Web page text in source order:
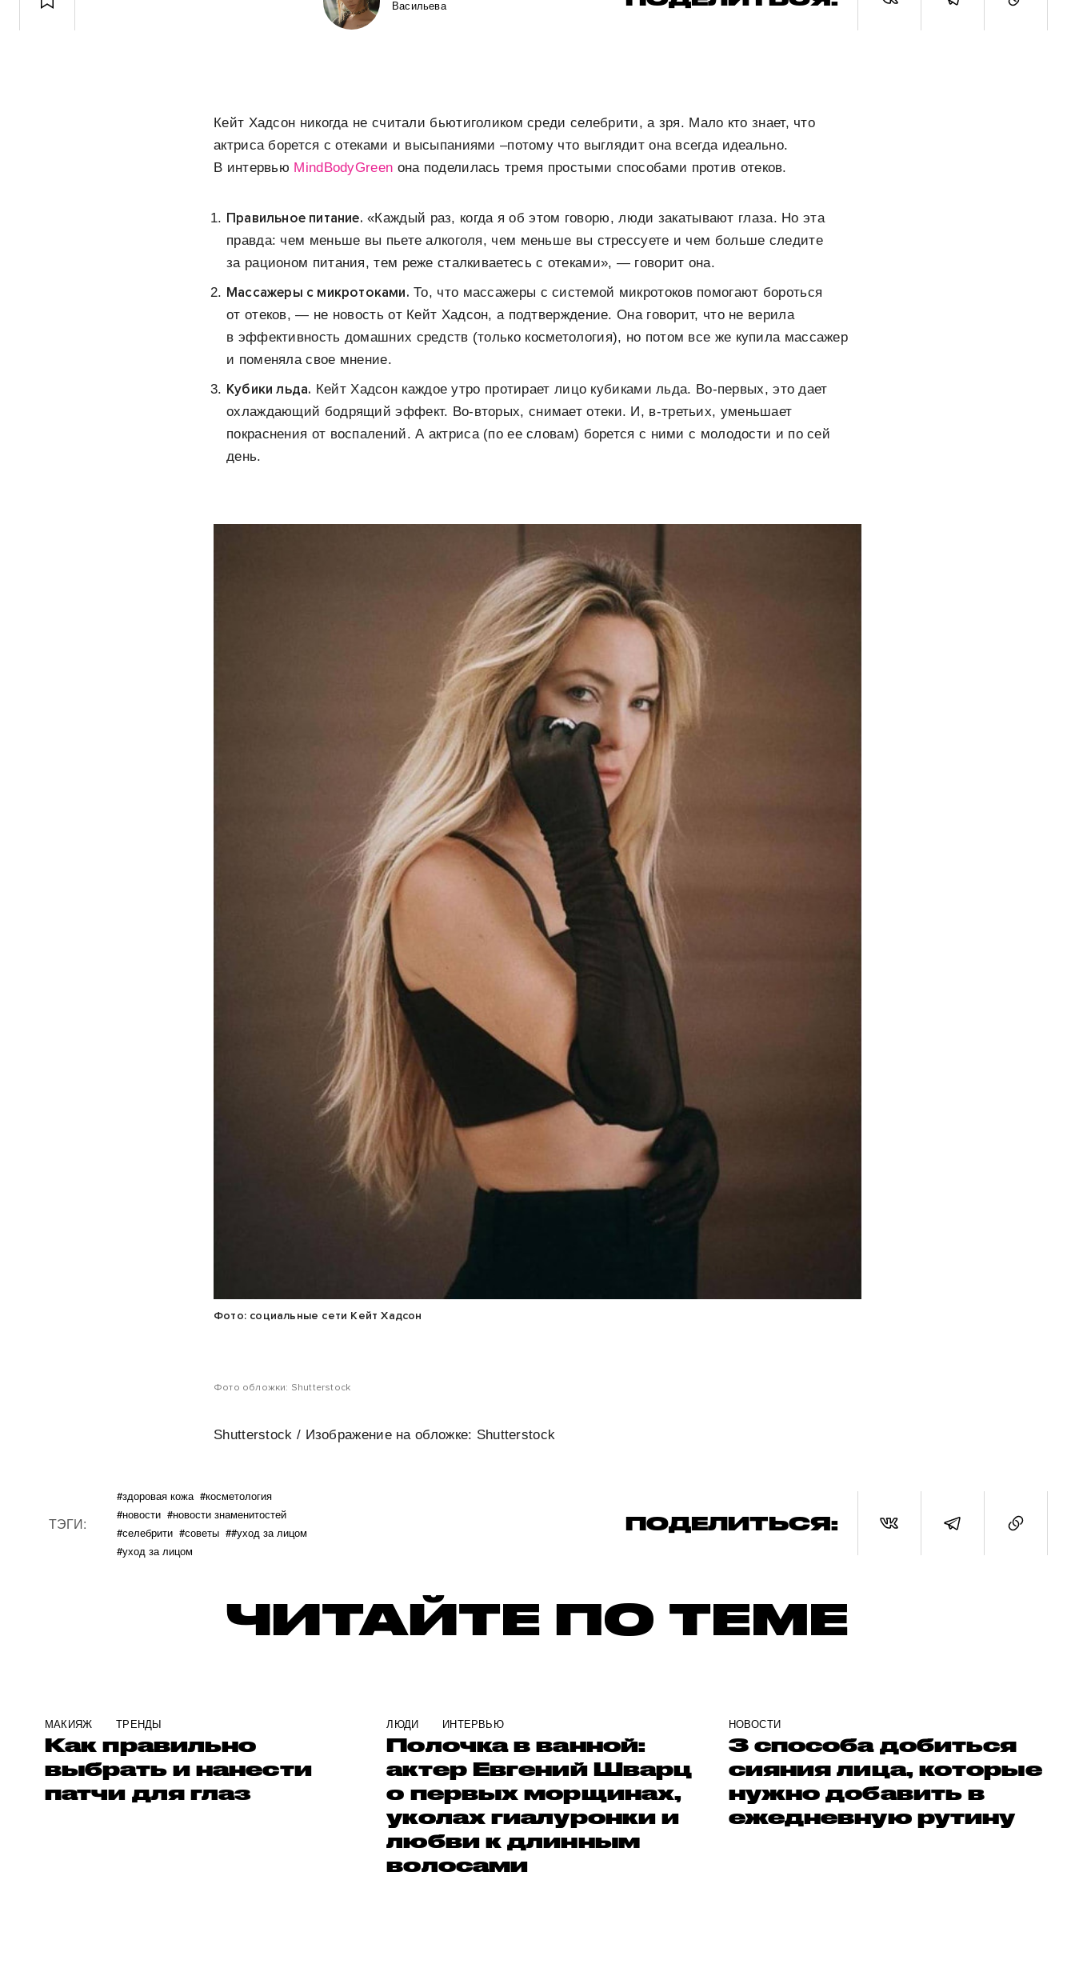
Васильева
Кейт Хадсон никогда не считали бьютиголиком среди селебрити, а зря. Мало кто знает, что
актриса борется с отеками и высыпаниями –потому что выглядит она всегда идеально.
В интервью MindBodyGreen она поделилась тремя простыми способами против отеков.
Правильное питание. «Каждый раз, когда я об этом говорю, люди закатывают глаза. Но эта
правда: чем меньше вы пьете алкоголя, чем меньше вы стрессуете и чем больше следите
за рационом питания, тем реже сталкиваетесь с отеками», — говорит она.
Массажеры с микротоками. То, что массажеры с системой микротоков помогают бороться
от отеков, — не новость от Кейт Хадсон, а подтверждение. Она говорит, что не верила
в эффективность домашних средств (только косметология), но потом все же купила массажер
и поменяла свое мнение.
Кубики льда. Кейт Хадсон каждое утро протирает лицо кубиками льда. Во-первых, это дает
охлаждающий бодрящий эффект. Во-вторых, снимает отеки. И, в-третьих, уменьшает
покраснения от воспалений. А актриса (по ее словам) борется с ними с молодости и по сей
день.
Фото: социальные сети Кейт Хадсон
Фото обложки: Shutterstock
Shutterstock / Изображение на обложке: Shutterstock
ТЭГИ:
#здоровая кожа #косметология
#новости #новости знаменитостей
#селебрити #советы ##уход за лицом
#уход за лицом
ПОДЕЛИТЬСЯ:
ЧИТАЙТЕ ПО ТЕМЕ
МАКИЯЖ ТРЕНДЫ
Как правильно
выбрать и нанести
патчи для глаз
ЛЮДИ ИНТЕРВЬЮ
Полочка в ванной:
актер Евгений Шварц
о первых морщинах,
уколах гиалуронки и
любви к длинным
волосами
НОВОСТИ
3 способа добиться
сияния лица, которые
нужно добавить в
ежедневную рутину